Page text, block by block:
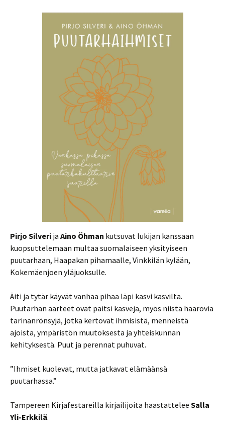
Pirjo Silveri ja Aino Öhman kutsuvat lukijan kanssaan
kuopsuttelemaan multaa suomalaiseen yksityiseen
puutarhaan, Haapakan pihamaalle, Vinkkilän kylään,
Kokemäenjoen yläjuoksulle.
Äiti ja tytär käyvät vanhaa pihaa läpi kasvi kasvilta.
Puutarhan aarteet ovat paitsi kasveja, myös niistä haarovia
tarinanrönsyjä, jotka kertovat ihmisistä, menneistä
ajoista, ympäristön muutoksesta ja yhteiskunnan
kehityksestä. Puut ja perennat puhuvat.
”Ihmiset kuolevat, mutta jatkavat elämäänsä
puutarhassa.”
Tampereen Kirjafestareilla kirjailijoita haastattelee Salla
Yli-Erkkilä.